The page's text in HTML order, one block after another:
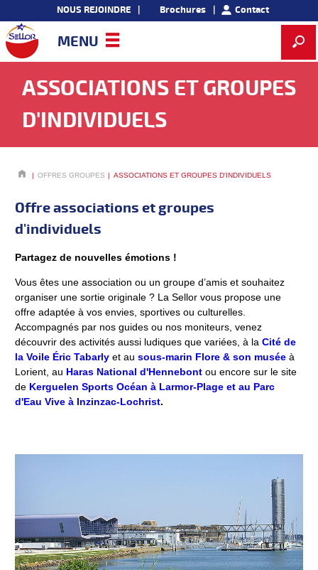
NOUS REJOINDRE Brochures Contact
MENU
ASSOCIATIONS ET GROUPES
D'INDIVIDUELS
OFFRES GROUPES ASSOCIATIONS ET GROUPES D'INDIVIDUELS
Offre associations et groupes
d'individuels
Partagez de nouvelles émotions !
Vous êtes une association ou un groupe d’amis et souhaitez
organiser une sortie originale ? La Sellor vous propose une
offre adaptée à vos envies, sportives ou culturelles.
Accompagnés par nos guides ou nos moniteurs, venez
découvrir des activités aussi ludiques que variées, à laCité de
la Voile Éric Tabarly et ausous-marin Flore & son musée à
Lorient, au Haras National d'Hennebont ou encore sur le site
de Kerguelen Sports Océan à Larmor-Plage et au Parc
d'Eau Vive à Inzinzac-Lochrist.